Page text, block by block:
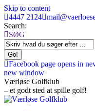
Skip to content
4447 2124
Search:
SØG
Facebook page opens in
new window
Værløse Golfklub
– et godt sted at spille golf!